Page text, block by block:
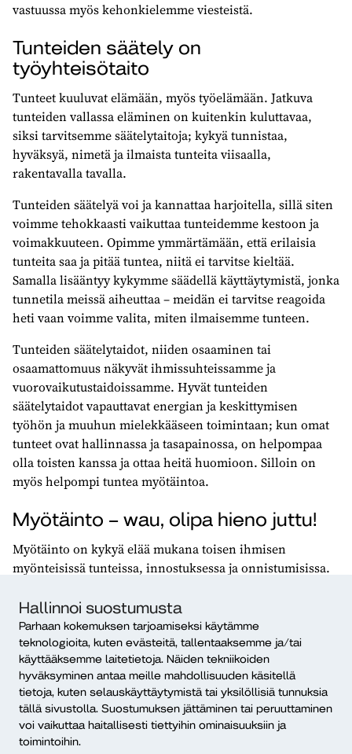
Hallinnoi suostumusta
Parhaan kokemuksen tarjoamiseksi käytämme
teknologioita, kuten evästeitä, tallentaaksemme ja/tai
käyttääksemme laitetietoja. Näiden tekniikoiden
hyväksyminen antaa meille mahdollisuuden käsitellä
tietoja, kuten selauskäyttäytymistä tai yksilöllisiä tunnuksia
tällä sivustolla. Suostumuksen jättäminen tai peruuttaminen
voi vaikuttaa haitallisesti tiettyihin ominaisuuksiin ja
toimintoihin.
vastuussa myös kehonkielemme viesteistä.
Tunteiden säätely on
työyhteisötaito
Tunteet kuuluvat elämään, myös työelämään. Jatkuva
tunteiden vallassa eläminen on kuitenkin kuluttavaa,
siksi tarvitsemme säätelytaitoja; kykyä tunnistaa,
hyväksyä, nimetä ja ilmaista tunteita viisaalla,
rakentavalla tavalla.
Tunteiden säätelyä voi ja kannattaa harjoitella, sillä siten
voimme tehokkaasti vaikuttaa tunteidemme kestoon ja
voimakkuuteen. Opimme ymmärtämään, että erilaisia
tunteita saa ja pitää tuntea, niitä ei tarvitse kieltää.
Samalla lisääntyy kykymme säädellä käyttäytymistä, jonka
tunnetila meissä aiheuttaa – meidän ei tarvitse reagoida
heti vaan voimme valita, miten ilmaisemme tunteen.
Tunteiden säätelytaidot, niiden osaaminen tai
osaamattomuus näkyvät ihmissuhteissamme ja
vuorovaikutustaidoissamme. Hyvät tunteiden
säätelytaidot vapauttavat energian ja keskittymisen
työhön ja muuhun mielekkääseen toimintaan; kun omat
tunteet ovat hallinnassa ja tasapainossa, on helpompaa
olla toisten kanssa ja ottaa heitä huomioon. Silloin on
myös helpompi tuntea myötäintoa.
Myötäinto – wau, olipa hieno juttu!
Myötäinto on kykyä elää mukana toisen ihmisen
myönteisissä tunteissa, innostuksessa ja onnistumisissa.
tunnustusta ja kuittaamalla myönteisesti – wau, olipa
hieno juttu!
Jos myötäinnon jakaminen työyhteisössäsi ei ole vielä
arkipäivää, sinä voit sen aloittaa. Ensimmäinen askel on
jo suhtautua neutraalisti kollegan ideaan, vaikka et sitä
vielä omaksesi tuntisikaan. Voit myös itse aloittaa
myönteisten asioiden jakamisen työyhteisössäsi, ja pohtia
kenelle voisit onnistumisestasi kertoa. Onnistumisen